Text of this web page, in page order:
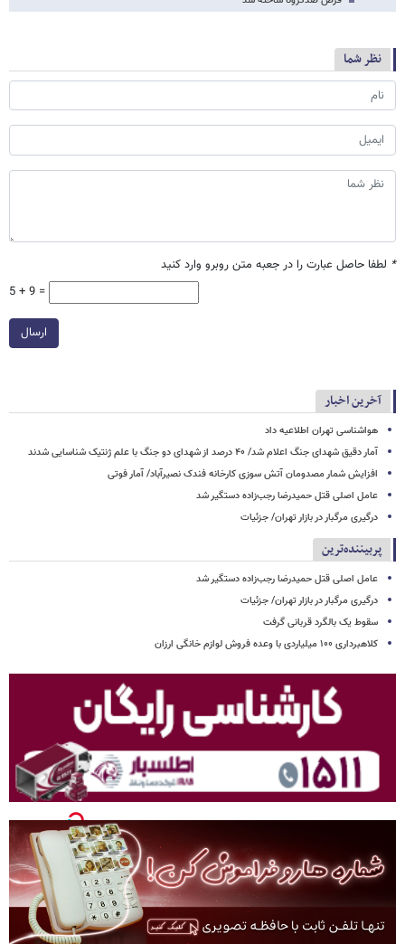
نظر شما
* لطفا حاصل عبارت را در جعبه متن روبرو وارد کنید
5 + 9 =
ارسال
آخرین اخبار
هواشناسی تهران اطلاعیه داد
آمار دقیق شهدای جنگ اعلام شد/ ۴۰ درصد از شهدای دو جنگ با علم ژنتیک شناسایی شدند
افزایش شمار مصدومان آتش سوزی کارخانه فندک نصیرآباد/ آمار فوتی
عامل اصلی قتل حمیدرضا رجب‌زاده دستگیر شد
درگیری مرگبار در بازار تهران/ جزئیات
پربیننده‌ترین
عامل اصلی قتل حمیدرضا رجب‌زاده دستگیر شد
درگیری مرگبار در بازار تهران/ جزئیات
سقوط یک بالگرد قربانی گرفت
کلاهبرداری ۱۰۰ میلیاردی با وعده فروش لوازم خانگی ارزان